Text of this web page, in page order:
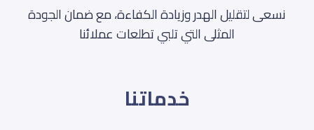
نسعى لتقليل الهدر وزيادة الكفاءة، مع ضمان الجودة
المثلى التي تلبي تطلعات عملائنا
خدماتنا